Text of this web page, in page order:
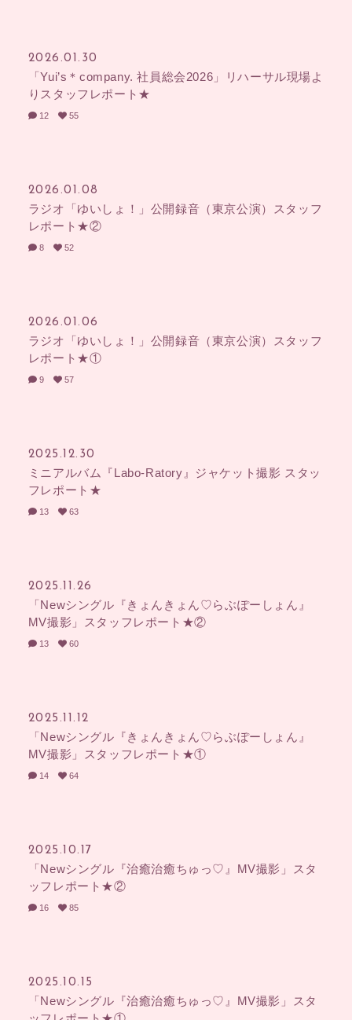
2026.01.30
「Yui’s＊company. 社員総会2026」リハーサル現場よ
りスタッフレポート★
12 55
2026.01.08
ラジオ「ゆいしょ！」公開録音（東京公演）スタッフ
レポート★②
8 52
2026.01.06
ラジオ「ゆいしょ！」公開録音（東京公演）スタッフ
レポート★①
9 57
2025.12.30
ミニアルバム『Labo-Ratory』ジャケット撮影 スタッ
フレポート★
13 63
2025.11.26
「Newシングル『きょんきょん♡らぶぽーしょん』
MV撮影」スタッフレポート★②
13 60
2025.11.12
「Newシングル『きょんきょん♡らぶぽーしょん』
MV撮影」スタッフレポート★①
14 64
2025.10.17
「Newシングル『治癒治癒ちゅっ♡』MV撮影」スタ
ッフレポート★②
16 85
2025.10.15
「Newシングル『治癒治癒ちゅっ♡』MV撮影」スタ